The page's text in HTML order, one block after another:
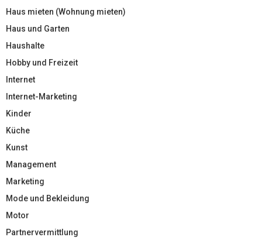
Haus mieten (Wohnung mieten)
Haus und Garten
Haushalte
Hobby und Freizeit
Internet
Internet-Marketing
Kinder
Küche
Kunst
Management
Marketing
Mode und Bekleidung
Motor
Partnervermittlung